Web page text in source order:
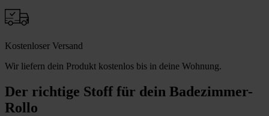
Kostenloser Versand
Wir liefern dein Produkt kostenlos bis in deine Wohnung.
Der richtige Stoff für dein Badezimmer-
Rollo